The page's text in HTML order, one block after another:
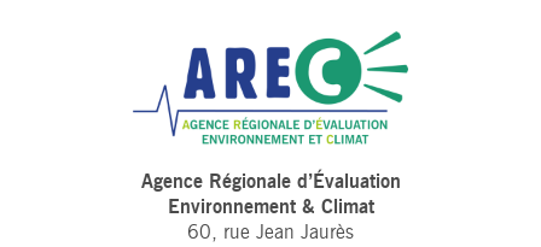
Agence Régionale d’Évaluation
Environnement & Climat
60, rue Jean Jaurès